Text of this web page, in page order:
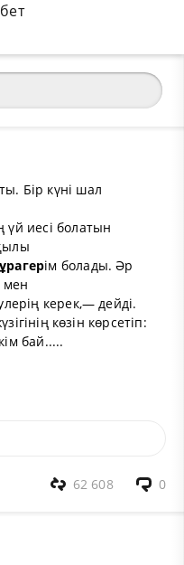
Бір күні шал
үй иесі болатын
ім болады. Әр
мен
керек,— дейді.
көзін көрсетіп:
бай.....
0
62 608